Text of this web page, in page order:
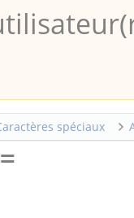
spéciaux